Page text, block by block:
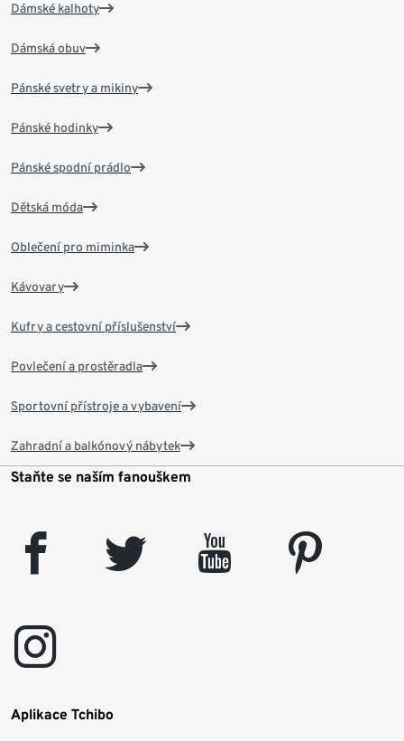
Dámské kalhoty
Dámská obuv
Pánské svetry a mikiny
Pánské hodinky
Pánské spodní prádlo
Dětská móda
Oblečení pro miminka
Kávovary
Kufry a cestovní příslušenství
Povlečení a prostěradla
Sportovní přístroje a vybavení
Zahradní a balkónový nábytek
Staňte se naším fanouškem
facebook twitter youtube
pinterest
instagram
Aplikace Tchibo